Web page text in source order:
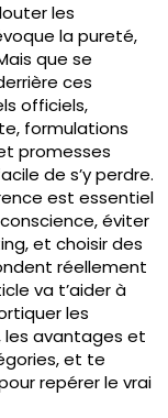
les
la pureté,
que se
ces
officiels,
formulations
promesses
de s’y perdre.
est essentiel
éviter
et choisir des
réellement
va t’aider à
les
les avantages et
et te
repérer le vrai